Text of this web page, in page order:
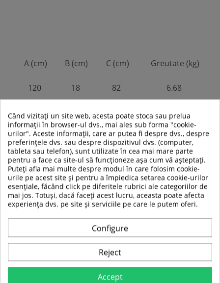
A (cm) B (cm) C (cm) Greutate (kg)
120 18 82 6.68
TABEL DE DATE
Diametru gaura:
30/31mm
6.68 kg
Otel
Bara greutati
Când vizitați un site web, acesta poate stoca sau prelua
informații în browser-ul dvs., mai ales sub forma "cookie-
urilor". Aceste informații, care ar putea fi despre dvs., despre
preferințele dvs. sau despre dispozitivul dvs. (computer,
tableta sau telefon), sunt utilizate în cea mai mare parte
pentru a face ca site-ul să funcționeze așa cum vă așteptați.
Puteți afla mai multe despre modul în care folosim cookie-
urile pe acest site și pentru a împiedica setarea cookie-urilor
esențiale, făcând click pe diferitele rubrici ale categoriilor de
mai jos. Totuși, dacă faceți acest lucru, aceasta poate afecta
experiența dvs. pe site și serviciile pe care le putem oferi.
Configure
Reject
Accept